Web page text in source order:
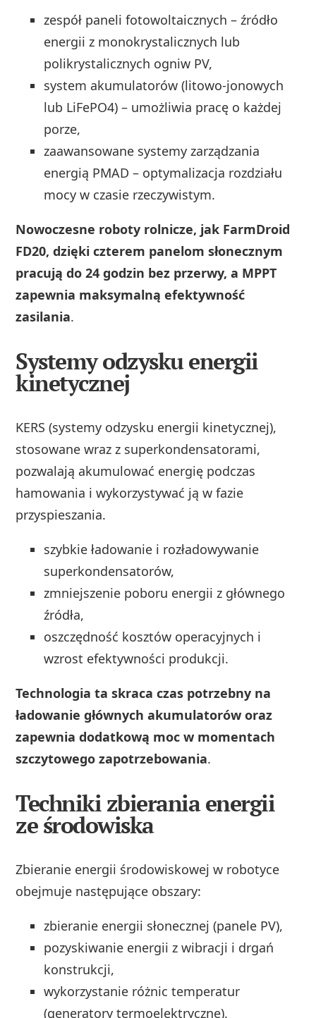
zespół paneli fotowoltaicznych – źródło
energii z monokrystalicznych lub
polikrystalicznych ogniw PV,
system akumulatorów (litowo-jonowych
lub LiFePO4) – umożliwia pracę o każdej
porze,
zaawansowane systemy zarządzania
energią PMAD – optymalizacja rozdziału
mocy w czasie rzeczywistym.
Nowoczesne roboty rolnicze, jak FarmDroid
FD20, dzięki czterem panelom słonecznym
pracują do 24 godzin bez przerwy, a MPPT
zapewnia maksymalną efektywność
zasilania.
Systemy odzysku energii
kinetycznej
KERS (systemy odzysku energii kinetycznej),
stosowane wraz z superkondensatorami,
pozwalają akumulować energię podczas
hamowania i wykorzystywać ją w fazie
przyspieszania.
szybkie ładowanie i rozładowywanie
superkondensatorów,
zmniejszenie poboru energii z głównego
źródła,
oszczędność kosztów operacyjnych i
wzrost efektywności produkcji.
Technologia ta skraca czas potrzebny na
ładowanie głównych akumulatorów oraz
zapewnia dodatkową moc w momentach
szczytowego zapotrzebowania.
Techniki zbierania energii
ze środowiska
Zbieranie energii środowiskowej w robotyce
obejmuje następujące obszary:
zbieranie energii słonecznej (panele PV),
pozyskiwanie energii z wibracji i drgań
konstrukcji,
wykorzystanie różnic temperatur
(generatory termoelektryczne).